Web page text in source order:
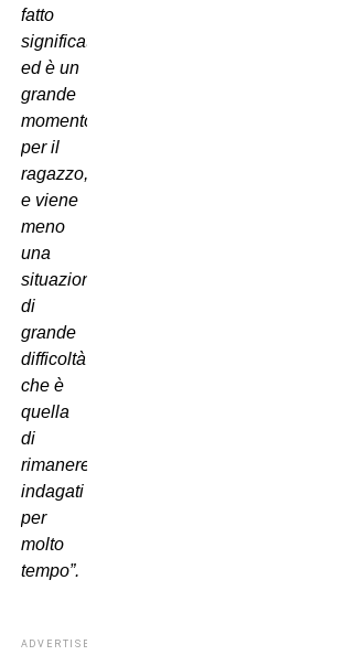
fatto
significativo
ed è un
grande
momento
per il
ragazzo,
e viene
meno
una
situazione
di
grande
difficoltà
che è
quella
di
rimanere
indagati
per
molto
tempo”.
ADVERTISEMENT